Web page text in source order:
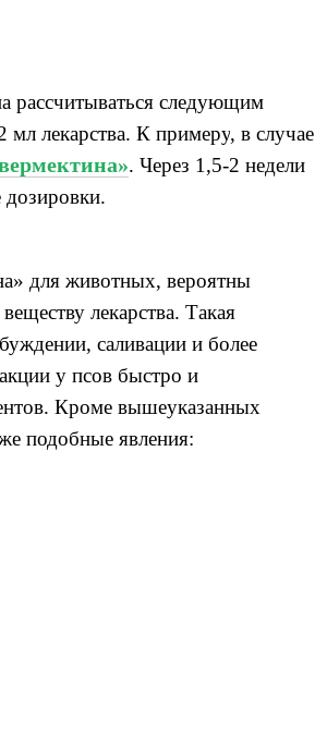
рассчитываться следующим
мл лекарства. К примеру, в случае
. Через 1,5-2 недели
дозировки.
для животных, вероятны
веществу лекарства. Такая
саливации и более
у псов быстро и
Кроме вышеуказанных
подобные явления: